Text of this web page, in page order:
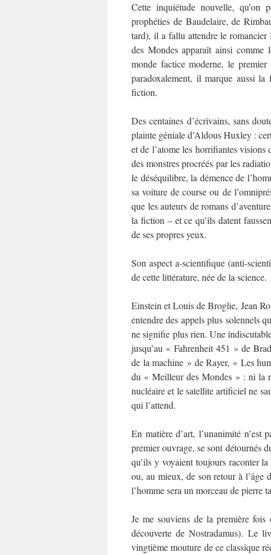
Cette inquiétude nouvelle, qu’on
prophéties de Baudelaire, de
tard), il a fallu attendre le
des Mondes apparaît ainsi comme
monde factice moderne, le
paradoxalement, il marque aussi
fiction.
Des centaines d’écrivains, sans
plainte géniale d’Aldous Huxley :
et de l’atome les horrifiantes visions
des monstres procréés par les
le déséquilibre, la démence de
sa voiture de course ou de
que les auteurs de romans
la fiction – et ce qu’ils datent
de ses propres yeux.
Son aspect a-scientifique (anti-
de cette littérature, née de la science.
Einstein et Louis de Broglie, Jean
entendre des appels plus solennels
ne signifie plus rien. Une
jusqu’au « Fahrenheit 451 » de
de la machine » de Rayer, « Les
du « Meilleur des Mondes » : ni la
nucléaire et le satellite artificiel ne
qui l’attend.
En matière d’art, l’unanimité n’est
premier ouvrage, se sont détournés
qu’ils y voyaient toujours raconter
ou, au mieux, de son retour à l’âge
l’homme sera un morceau de pierre
Je me souviens de la première
découverte de Nostradamus). Le
vingtième mouture de ce classique